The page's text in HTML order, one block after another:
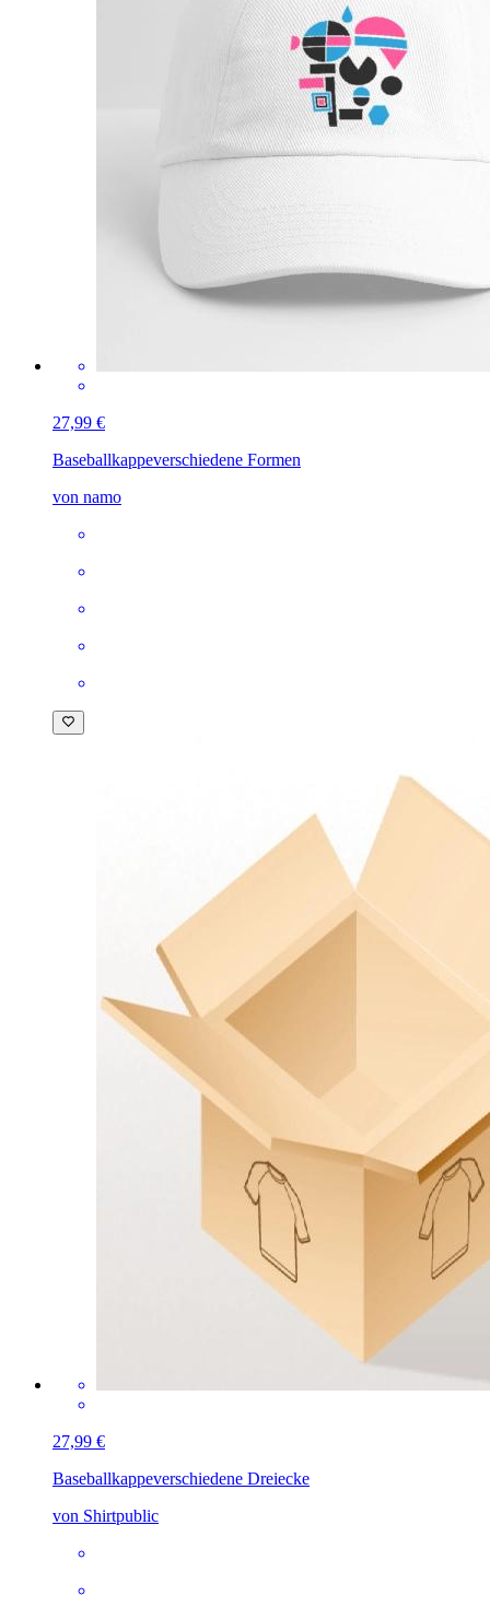
27,99 €
Baseballkappeverschiedene Formen
von namo
27,99 €
Baseballkappeverschiedene Dreiecke
von Shirtpublic